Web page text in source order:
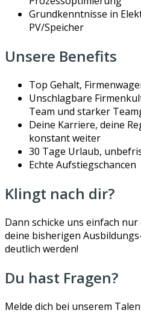
Grundkenntnisse in
PV/Speicher
Unsere Benefits
Top Gehalt,
Unschlagbare
Team und starker
Deine Karriere, deine
konstant weiter
30 Tage Urlaub,
Echte Aufstiegschancen
Klingt nach dir?
Dann schicke uns einfach
deine bisherigen
deutlich werden!
Du hast Fragen?
Melde dich bei unserem